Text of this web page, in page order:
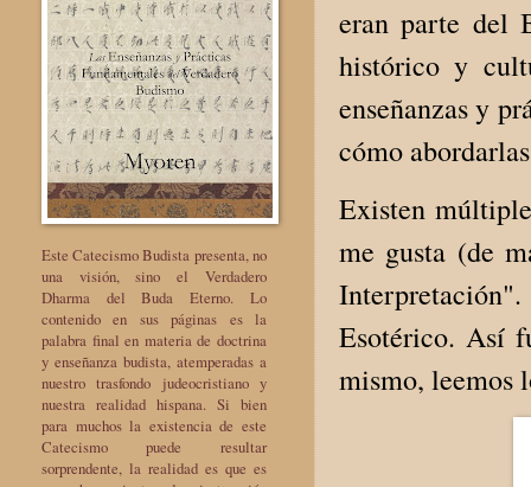
eran parte del
histórico y
enseñanzas y
cómo
Existen
me gusta (de
Esotérico. Así
mismo, leemos
Este Catecismo Budista presenta, no
una visión, sino el Verdadero
Dharma del Buda Eterno. Lo
contenido en sus páginas es la
palabra final en materia de doctrina
y enseñanza budista, atemperadas a
nuestro trasfondo judeocristiano y
nuestra realidad hispana. Si bien
para muchos la existencia de este
Catecismo puede resultar
sorprendente, la realidad es que es